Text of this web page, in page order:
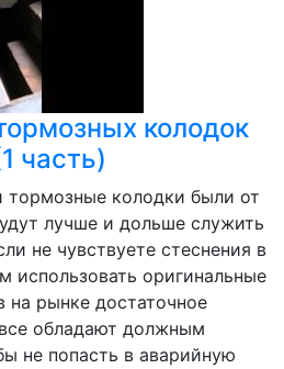
колодок
часть)
тормозные колодки были от
лучше и дольше служить
не чувствуете стеснения в
использовать оригинальные
на рынке достаточное
обладают должным
не попасть в аварийную